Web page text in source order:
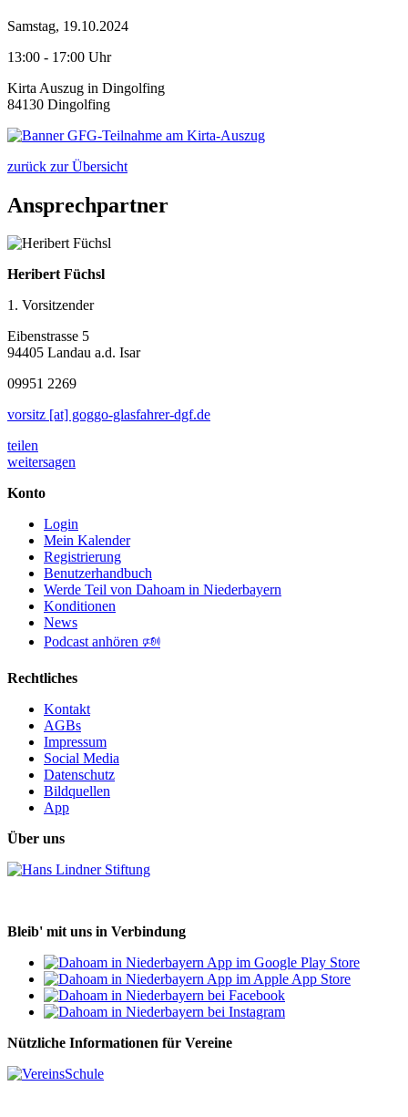
Samstag, 19.10.2024
13:00 - 17:00 Uhr
Kirta Auszug in Dingolfing
84130 Dingolfing
zurück zur Übersicht
Ansprechpartner
Heribert Füchsl
1. Vorsitzender
Eibenstrasse 5
94405 Landau a.d. Isar
09951 2269
vorsitz [at] goggo-glasfahrer-dgf.de
teilen
weitersagen
Konto
Login
Mein Kalender
Registrierung
Benutzerhandbuch
Werde Teil von Dahoam in Niederbayern
Konditionen
News
Podcast anhören 🕬
Rechtliches
Kontakt
AGBs
Impressum
Social Media
Datenschutz
Bildquellen
App
Über uns
Bleib' mit uns in Verbindung
Nützliche Informationen für Vereine